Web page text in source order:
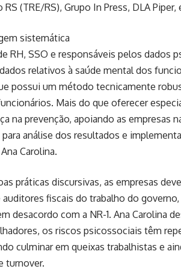
(TRE/RS), Grupo In Press, DLA
sistemática
RH, SSO e responsáveis pelos dados
relativos à saúde mental dos
possui um método tecnicamente
Mais do que oferecer
na prevenção, apoiando as empresas
análise dos resultados e
Carolina.
práticas discursivas, as empresas
fiscais do trabalho do
desacordo com a NR-1. Ana Carolina
os riscos psicossociais têm
culminar em queixas trabalhistas e
turnover.